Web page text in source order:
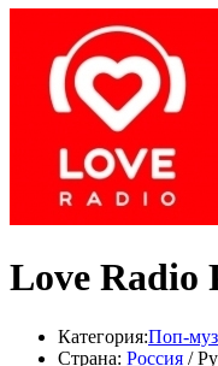
Love Radio
Категория:Поп-
Страна: Россия /